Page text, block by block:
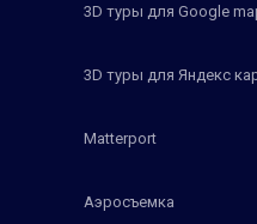
3D туры для Google
3D туры для Яндекс
Matterport
Аэросъемка